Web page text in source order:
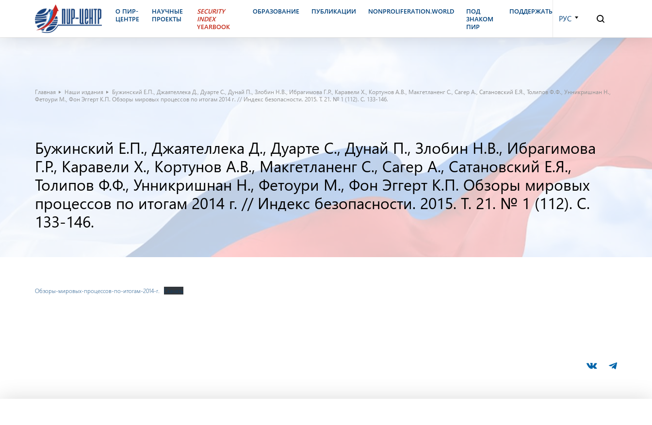
О ПИР-
ЦЕНТРЕ
НАУЧНЫЕ
ПРОЕКТЫ
SECURITY
INDEX
YEARBOOK
ОБРАЗОВАНИЕ ПУБЛИКАЦИИ NONPROLIFERATION.WORLD
ПОД
ЗНАКОМ
ПИР
ПОДДЕРЖАТЬ
РУС
Главная Наши издания
Бужинский Е.П., Джаятеллека Д., Дуарте С., Дунай П., Злобин Н.В., Ибрагимова Г.Р., Каравели Х., Кортунов А.В., Макгетланенг С., Сагер А., Сатановский Е.Я., Толипов Ф.Ф., Унникришнан Н.,
Фетоури М., Фон Эггерт К.П. Обзоры мировых процессов по итогам 2014 г. // Индекс безопасности. 2015. Т. 21. № 1 (112). С. 133-146.
Бужинский Е.П., Джаятеллека Д., Дуарте С., Дунай П., Злобин Н.В., Ибрагимова
Г.Р., Каравели Х., Кортунов А.В., Макгетланенг С., Сагер А., Сатановский Е.Я.,
Толипов Ф.Ф., Унникришнан Н., Фетоури М., Фон Эггерт К.П. Обзоры мировых
процессов по итогам 2014 г. // Индекс безопасности. 2015. Т. 21. № 1 (112). С.
133-146.
Обзоры-мировых-процессов-по-итогам-2014-г. Скачать